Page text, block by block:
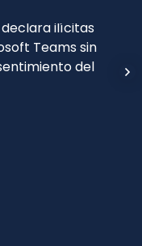
declara ilícitas
Teams sin
del